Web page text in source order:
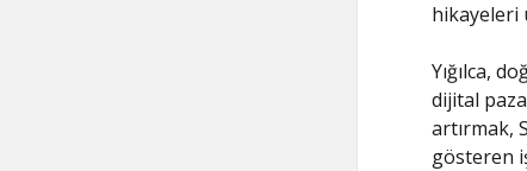
hikayeleri
Yığılca,
dijital
artırmak,
gösteren